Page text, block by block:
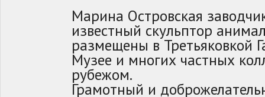
Марина Островская
известный скульптор
размещены в Третьяковкой
Музее и многих частных
рубежом.
Грамотный и